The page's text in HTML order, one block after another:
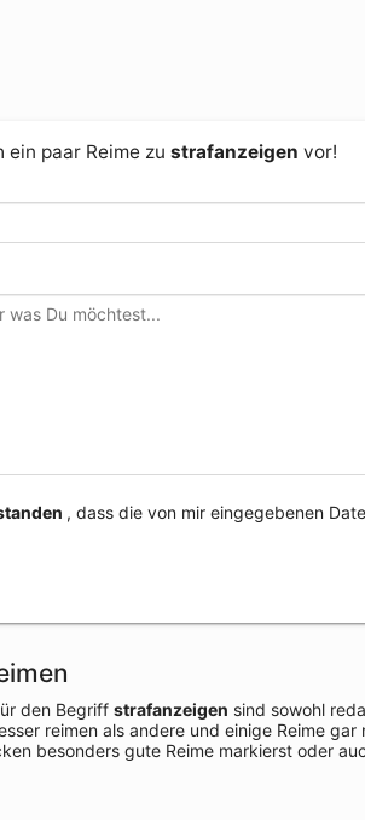
paar Reime zu strafanzeigen vor!
, dass die von mir eingegebenen
den Begriff strafanzeigen sind sowohl
reimen als andere und einige Reime
besonders gute Reime markierst oder